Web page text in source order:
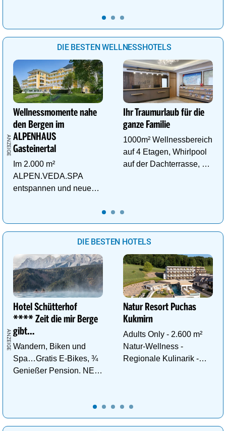
bis zu 3250m.
DIE BESTEN WELLNESSHOTELS
Wellnessmomente nahe
den Bergen im
ALPENHAUS
Gasteinertal
Im 2.000 m²
ALPEN.VEDA.SPA
entspannen und neue
Ihr Traumurlaub für die
ganze Familie
1000m² Wellnessbereich
auf 4 Etagen, Whirlpool
auf der Dachterrasse, 4
DIE BESTEN HOTELS
Hotel Schütterhof
**** Zeit die mir Berge
gibt…
Wandern, Biken und
Spa…Gratis E-Bikes, ¾
Genießer Pension. NEU:
Natur Resort Puchas
Kukmirn
Adults Only - 2.600 m²
Natur-Wellness -
Regionale Kulinarik -